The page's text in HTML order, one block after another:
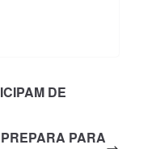
DE
PARA